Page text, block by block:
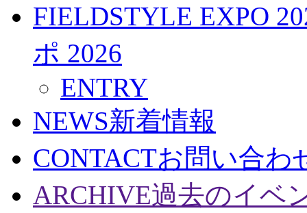
FIELDSTYLE EXPO
ポ 2026
ENTRY
NEWS新着情報
CONTACTお問い合わ
ARCHIVE過去のイベ